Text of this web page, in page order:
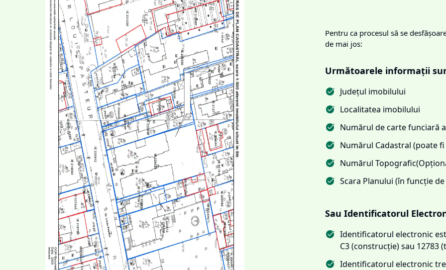
Pentru ca procesul să se
de mai jos:
Următoarele informații
Județul imobilului
Localitatea imobilului
Numărul de carte funciară
Numărul Cadastral (poate
Numărul
Scara Planului (în funcție
Sau Identificatorul
Identificatorul electronic
C3 (construcție) sau 12783
Identificatorul electronic